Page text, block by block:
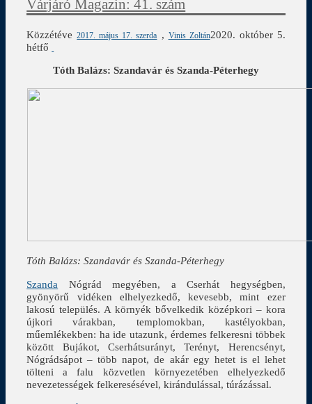
Várjáró Magazin: 41. szám
Közzétéve2017. május 17. szerda , Vinis Zoltán2020. október 5.
hétfő
Tóth Balázs: Szandavár és Szanda-Péterhegy
Tóth Balázs: Szandavár és Szanda-Péterhegy
Szanda Nógrád megyében, a Cserhát hegységben,
gyönyörű vidéken elhelyezkedő, kevesebb, mint ezer
lakosú település. A környék bővelkedik középkori – kora
újkori várakban, templomokban, kastélyokban,
műemlékekben: ha ide utazunk, érdemes felkeresni többek
között Bujákot, Cserhátsurányt, Terényt, Herencsényt,
Nógrádsápot – több napot, de akár egy hetet is el lehet
tölteni a falu közvetlen környezetében elhelyezkedő
nevezetességek felkeresésével, kirándulással, túrázással.